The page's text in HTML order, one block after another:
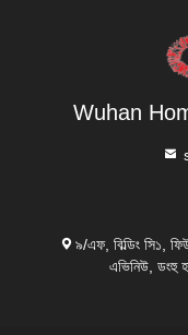
Wuhan
৯/এফ, বিল্ডিং সি১,
এভিনিউ, ডংহু